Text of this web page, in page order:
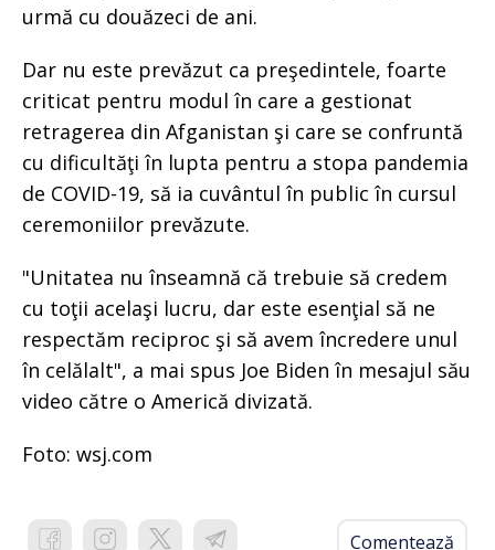
urmă cu douăzeci de ani.
Dar nu este prevăzut ca preşedintele, foarte
criticat pentru modul în care a gestionat
retragerea din Afganistan şi care se confruntă
cu dificultăţi în lupta pentru a stopa pandemia
de COVID-19, să ia cuvântul în public în cursul
ceremoniilor prevăzute.
"Unitatea nu înseamnă că trebuie să credem
cu toţii acelaşi lucru, dar este esenţial să ne
respectăm reciproc şi să avem încredere unul
în celălalt", a mai spus Joe Biden în mesajul său
video către o Americă divizată.
Foto: wsj.com
Comentează